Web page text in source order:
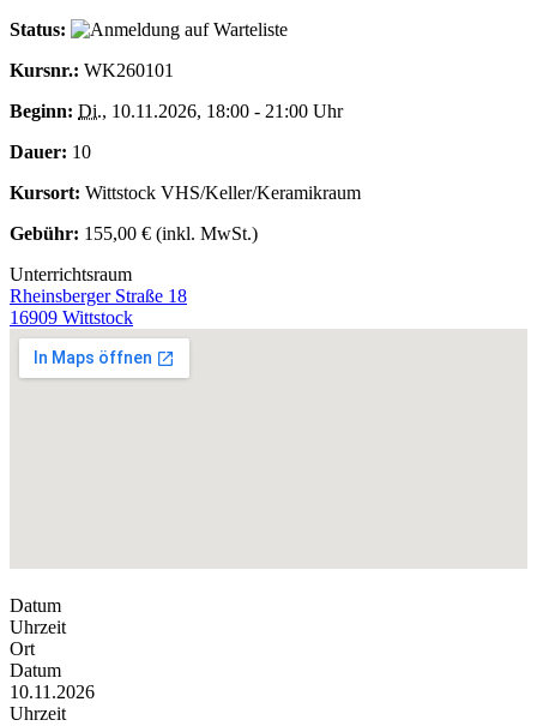
Status:
Kursnr.: WK260101
Beginn: Di., 10.11.2026, 18:00 - 21:00 Uhr
Dauer: 10
Kursort: Wittstock VHS/Keller/Keramikraum
Gebühr: 155,00 € (inkl. MwSt.)
Unterrichtsraum
Rheinsberger Straße 18
16909 Wittstock
Datum
Uhrzeit
Ort
Datum
10.11.2026
Uhrzeit